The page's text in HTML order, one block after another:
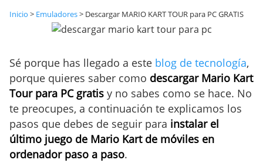
Inicio > Emuladores> Descargar MARIO KART TOUR para PC GRATIS
Sé porque has llegado a este blog de tecnología,
porque quieres saber como descargar Mario Kart
Tour para PC gratis y no sabes como se hace. No
te preocupes, a continuación te explicamos los
pasos que debes de seguir para instalar el
último juego de Mario Kart de móviles en
ordenador paso a paso.